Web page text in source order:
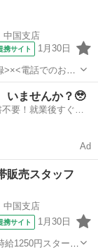
中国支店
携サイト 1月30日
>×<電話でのお仕
報を入力したら
事務のお仕事も
いませんか？🥹
要！就業後すぐに
Ad
販売スタッフ
中国支店
携サイト 1月30日
1250円スタート